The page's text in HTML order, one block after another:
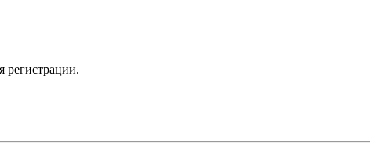
регистрации.